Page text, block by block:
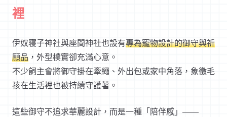
裡
伊奴寝子神社與座間神社也設有專為寵物設計的御守與祈
願品 ，外型樸實卻充滿心意。
不少飼主會將御守掛在牽繩、外出包或家中角落，象徵毛
孩在生活裡也被持續守護著。
這些御守不追求華麗設計，而是一種「陪伴感」——